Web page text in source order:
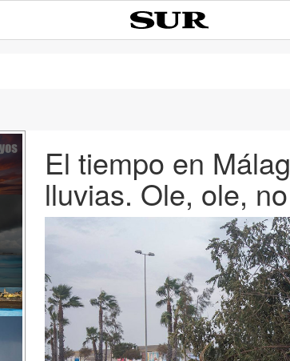
El tiempo en
lluvias. Ole, ole,